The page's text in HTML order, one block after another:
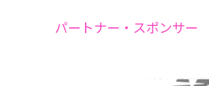
パートナー・スポンサー